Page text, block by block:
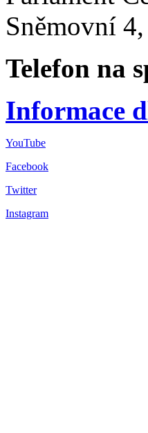
Sněmovní
Telefon na
Informace
YouTube
Facebook
Twitter
Instagram